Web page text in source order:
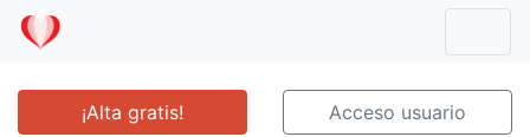
¡Alta gratis! Acceso usuario